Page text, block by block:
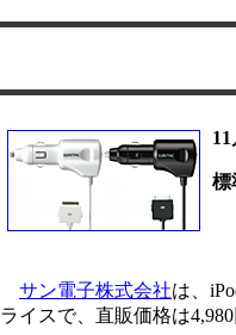
標
サン電子株式会社は、
ライスで、直販価格は